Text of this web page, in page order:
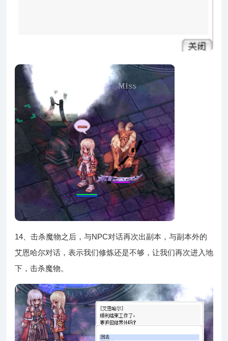
14、击杀魔物之后，与NPC对话再次出副本，与副本外的
艾恩哈尔对话，表示我们修炼还是不够，让我们再次进入地
下，击杀魔物。